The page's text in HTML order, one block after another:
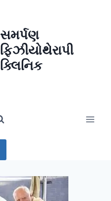
સમર્પણ
ફિઝીયોથેરાપી
ક્લિનિક